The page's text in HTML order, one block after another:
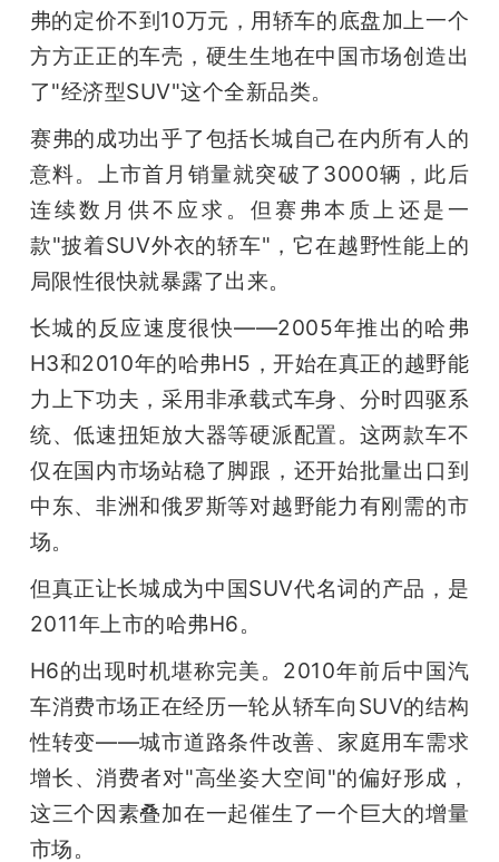
弗的定价不到10万元，用轿车的底盘加上一个
方方正正的车壳，硬生生地在中国市场创造出
了"经济型SUV"这个全新品类。
赛弗的成功出乎了包括长城自己在内所有人的
意料。上市首月销量就突破了3000辆，此后
连续数月供不应求。但赛弗本质上还是一
款"披着SUV外衣的轿车"，它在越野性能上的
局限性很快就暴露了出来。
长城的反应速度很快——2005年推出的哈弗
H3和2010年的哈弗H5，开始在真正的越野能
力上下功夫，采用非承载式车身、分时四驱系
统、低速扭矩放大器等硬派配置。这两款车不
仅在国内市场站稳了脚跟，还开始批量出口到
中东、非洲和俄罗斯等对越野能力有刚需的市
场。
但真正让长城成为中国SUV代名词的产品，是
2011年上市的哈弗H6。
H6的出现时机堪称完美。2010年前后中国汽
车消费市场正在经历一轮从轿车向SUV的结构
性转变——城市道路条件改善、家庭用车需求
增长、消费者对"高坐姿大空间"的偏好形成，
这三个因素叠加在一起催生了一个巨大的增量
市场。